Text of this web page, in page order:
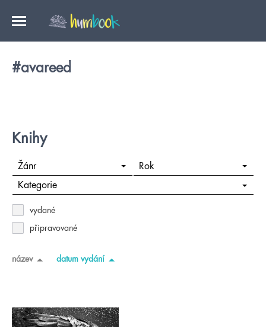
#avareed
Knihy
Žánr Rok
Kategorie
vydané
připravované
název datum vydání